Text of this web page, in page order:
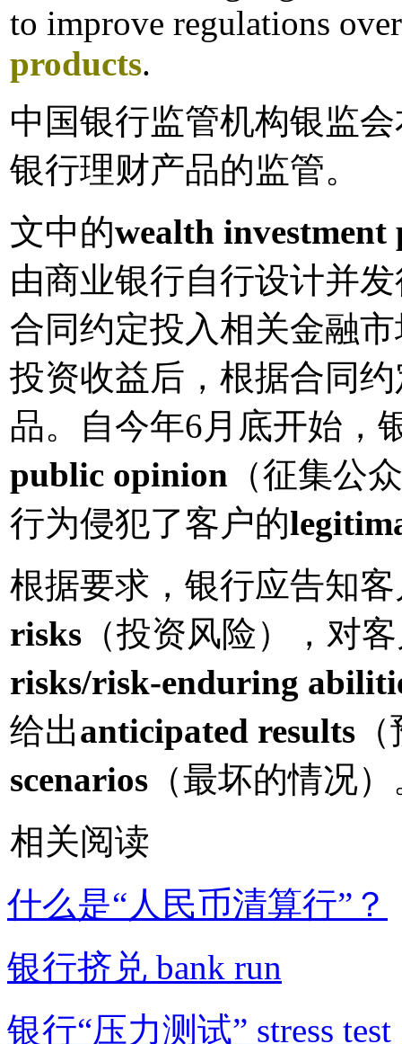
to improve regulations
products.
中国银行监管机构银监
银行理财产品的监管。
文中的wealth investment
由商业银行自行设计并
合同约定投入相关金融
投资收益后，根据合同
品。自今年6月底开始，
public opinion （征集公
行为侵犯了客户的
根据要求，银行应告知
risks （投资风险），对
risks/risk-enduring
给出anticipated results
scenarios （最坏的情况
相关阅读
什么是“人民币清算行”？
银行挤兑 bank run
银行“压力测试” stress test